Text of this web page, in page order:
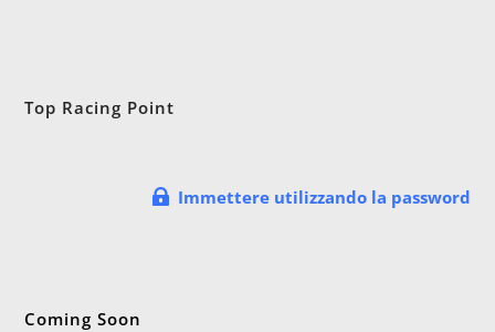
Top Racing Point
Immettere utilizzando la password
Coming Soon